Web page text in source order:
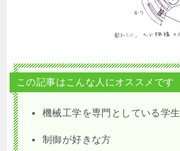
この記事はこんな人にオススメです
機械工学を専門としている学生
制御が好きな方